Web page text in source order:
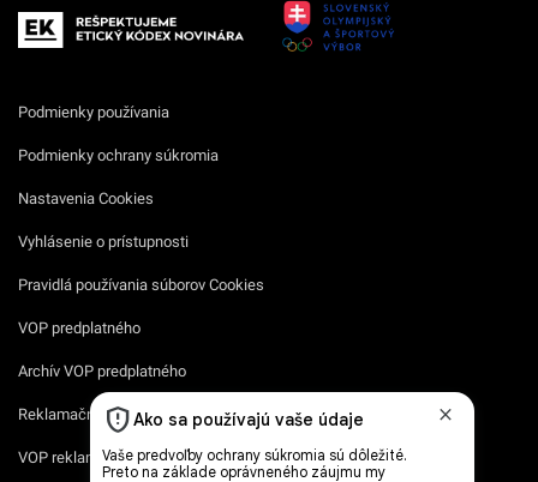
Podmienky používania
Podmienky ochrany súkromia
Nastavenia Cookies
Vyhlásenie o prístupnosti
Pravidlá používania súborov Cookies
VOP predplatného
Archív VOP predplatného
Reklamačný formulár
VOP reklamných služieb